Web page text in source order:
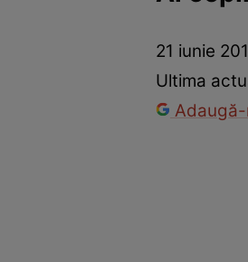
Prevenție și tratamentRemedii
21 iunie
Ultima